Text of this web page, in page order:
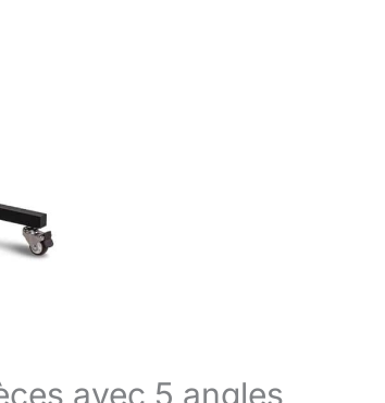
avec 5 angles